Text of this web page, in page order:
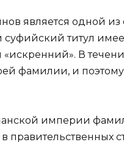
является одной
суфийский титул
В
фамилии, и
империи
правительственных